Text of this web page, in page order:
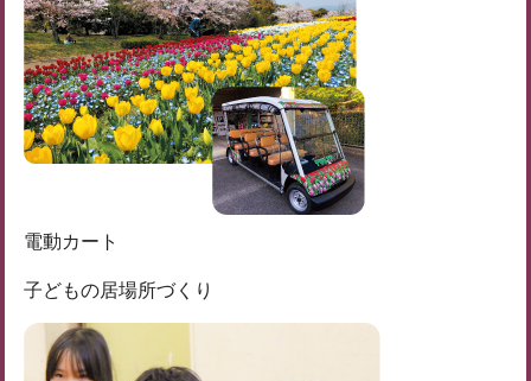
電動カート
子どもの居場所づくり